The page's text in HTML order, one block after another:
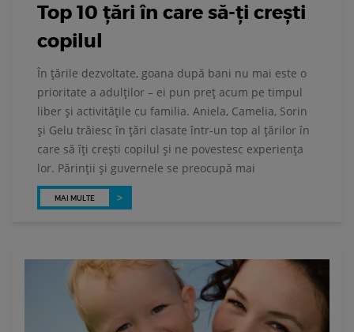
Top 10 ţări în care să-ţi creşti
copilul
În ţările dezvoltate, goana după bani nu mai este o
prioritate a adulţilor – ei pun preţ acum pe timpul
liber şi activităţile cu familia. Aniela, Camelia, Sorin
şi Gelu trăiesc în ţări clasate într-un top al ţărilor în
care să îţi creşti copilul şi ne povestesc experienţa
lor. Părinţii şi guvernele se preocupă mai
MAI MULTE